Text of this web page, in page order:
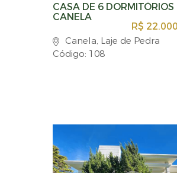
CASA DE 6 DORMITÓRIOS
CANELA
R$
Canela, Laje de Pedra
Código: 108